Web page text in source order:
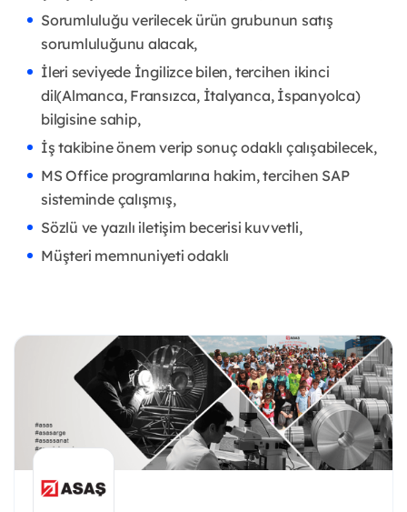
Sorumluluğu verilecek ürün grubunun satış
sorumluluğunu alacak,
İleri seviyede İngilizce bilen, tercihen ikinci
dil(Almanca, Fransızca, İtalyanca, İspanyolca)
bilgisine sahip,
İş takibine önem verip sonuç odaklı çalışabilecek,
MS Office programlarına hakim, tercihen SAP
sisteminde çalışmış,
Sözlü ve yazılı iletişim becerisi kuvvetli,
Müşteri memnuniyeti odaklı